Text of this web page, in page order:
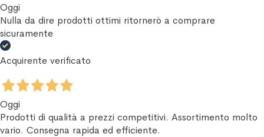
Oggi
Nulla da dire prodotti ottimi ritornerò a comprare
sicuramente
Acquirente verificato
Oggi
Prodotti di qualità a prezzi competitivi. Assortimento molto
vario. Consegna rapida ed efficiente.